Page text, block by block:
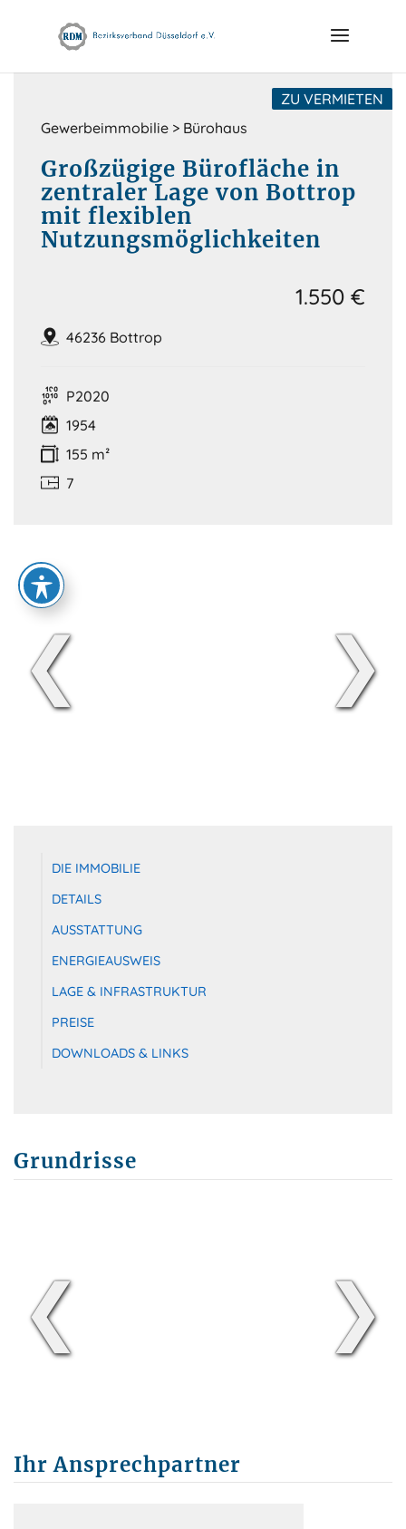
Gewerbeimmobilie > Bürohaus
ZU VERMIETEN
Großzügige Bürofläche in
zentraler Lage von Bottrop
mit flexiblen
Nutzungsmöglichkeiten
46236 Bottrop
1.550 €
P2020
1954
155 m²
7
❮ ❯
DIE IMMOBILIE
DETAILS
AUSSTATTUNG
ENERGIEAUSWEIS
LAGE & INFRASTRUKTUR
PREISE
DOWNLOADS & LINKS
Grundrisse
❮ ❯
Ihr Ansprechpartner